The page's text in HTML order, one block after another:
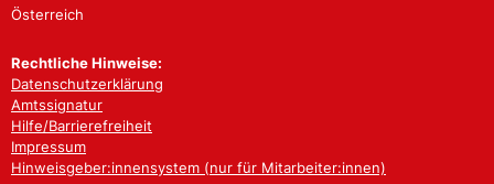
Österreich
Rechtliche Hinweise:
Datenschutzerklärung
Amtssignatur
Hilfe/Barrierefreiheit
Impressum
Hinweisgeber:innensystem (nur für Mitarbeiter:innen)